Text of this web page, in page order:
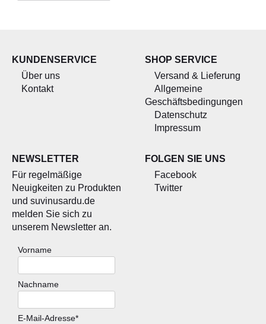
KUNDENSERVICE
Über uns
Kontakt
SHOP SERVICE
Versand & Lieferung
Allgemeine
Geschäftsbedingungen
Datenschutz
Impressum
NEWSLETTER
Für regelmäßige
Neuigkeiten zu Produkten
und suvinusardu.de
melden Sie sich zu
unserem Newsletter an.
Vorname
Nachname
E-Mail-Adresse*
FOLGEN SIE UNS
Facebook
Twitter